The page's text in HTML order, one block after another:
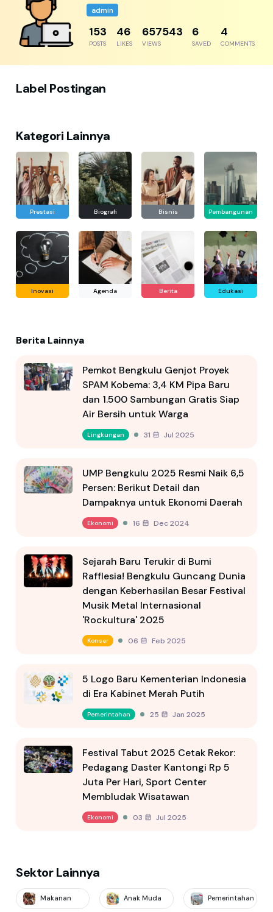
admin
192
POSTS
57
LIKES
821929
VIEWS
8
SAVED
5
COMMENTS
Label Postingan
Kategori Lainnya
Prestasi Biografi Bisnis Pembangunan
Inovasi Agenda Berita Edukasi
Berita Lainnya
Pemkot Bengkulu Genjot Proyek
SPAM Kobema: 3,4 KM Pipa Baru
dan 1.500 Sambungan Gratis Siap
Air Bersih untuk Warga
Lingkungan 31 Jul 2025
UMP Bengkulu 2025 Resmi Naik 6,5
Persen: Berikut Detail dan
Dampaknya untuk Ekonomi Daerah
Ekonomi 16 Dec 2024
Sejarah Baru Terukir di Bumi
Rafflesia! Bengkulu Guncang Dunia
dengan Keberhasilan Besar Festival
Musik Metal Internasional
'Rockultura' 2025
Konser 06 Feb 2025
5 Logo Baru Kementerian Indonesia
di Era Kabinet Merah Putih
Pemerintahan 25 Jan 2025
Festival Tabut 2025 Cetak Rekor:
Pedagang Daster Kantongi Rp 5
Juta Per Hari, Sport Center
Membludak Wisatawan
Ekonomi 03 Jul 2025
Sektor Lainnya
Makanan Anak Muda Pemerintahan